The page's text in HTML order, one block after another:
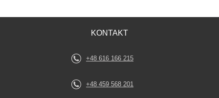
KONTAKT
+48 616 166 215
+48 459 568 201